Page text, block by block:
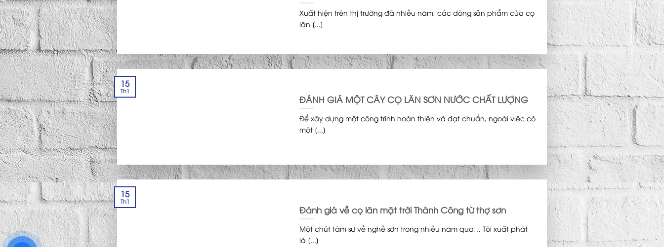
Xuất hiện trên thị trường đã nhiều năm, các dòng sản phẩm của cọ
lăn [...]
ĐÁNH GIÁ MỘT CÂY CỌ LĂN SƠN NƯỚC CHẤT LƯỢNG
Để xây dựng một công trình hoàn thiện và đạt chuẩn, ngoài việc có
một [...]
15
Th1
Đánh giá về cọ lăn mặt trời Thành Công từ thợ sơn
Một chút tâm sự về nghề sơn trong nhiều năm qua… Tôi xuất phát
là [...]
15
Th1